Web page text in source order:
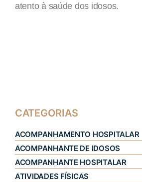
atento à saúde dos idosos.
CATEGORIAS
ACOMPANHAMENTO HOSPITALAR
ACOMPANHANTE DE IDOSOS
ACOMPANHANTE HOSPITALAR
ATIVIDADES FÍSICAS